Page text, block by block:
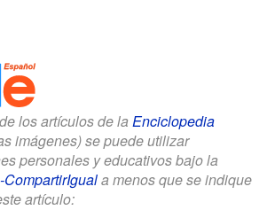
los artículos de la Enciclopedia
imágenes) se puede utilizar
personales y educativos bajo la
a menos que se indique
artículo: